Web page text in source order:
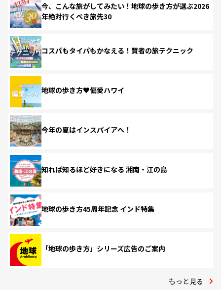
今、こんな旅がしてみたい！地球の歩き方が選ぶ2026
年絶対行くべき旅先30
コスパもタイパもかなえる！賢者の旅テクニック
地球の歩き方♥偏愛ハワイ
今年の夏はインスパイアへ！
知れば知るほど好きになる 湘南・江の島
地球の歩き方45周年記念 インド特集
「地球の歩き方」シリーズ広告のご案内
もっと見る